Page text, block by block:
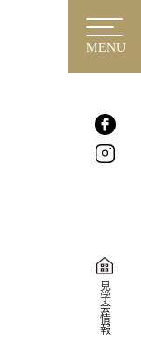
MENU
見学会情報